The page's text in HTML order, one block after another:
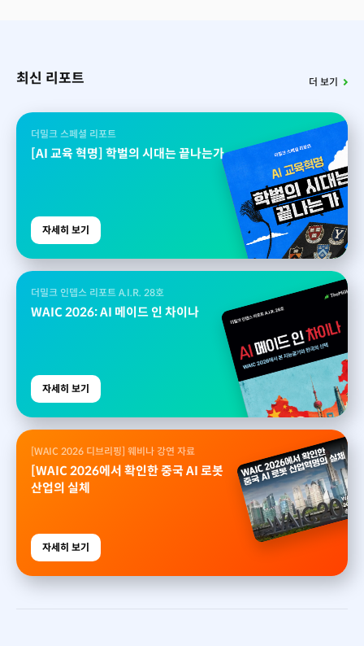
최신 리포트 더 보기
더밀크 스페셜 리포트
[AI 교육 혁명] 학벌의 시대는 끝나는가
자세히 보기
더밀크 인뎁스 리포트 A.I.R. 28호
WAIC 2026: AI 메이드 인 차이나
자세히 보기
[WAIC 2026 디브리핑] 웨비나 강연 자료
[WAIC 2026에서 확인한 중국 AI 로봇
산업의 실체
자세히 보기